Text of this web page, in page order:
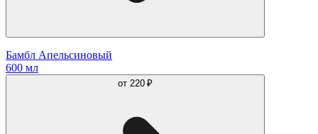
Бамбл Апельсиновый
600 мл
от 220 ₽